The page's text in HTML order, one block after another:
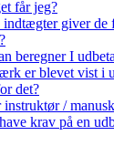
får jeg?
giver de
beregner I
er blevet vist i
det?
instruktør /
krav på en